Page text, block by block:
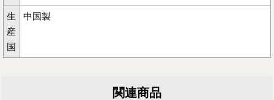
生
産
国
中国製
関連商品